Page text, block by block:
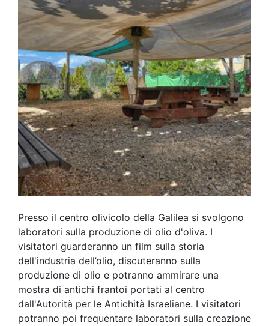
Presso il centro olivicolo della Galilea si svolgono
laboratori sulla produzione di olio d'oliva. I
visitatori guarderanno un film sulla storia
dell'industria dell’olio, discuteranno sulla
produzione di olio e potranno ammirare una
mostra di antichi frantoi portati al centro
dall'Autorità per le Antichità Israeliane. I visitatori
potranno poi frequentare laboratori sulla creazione